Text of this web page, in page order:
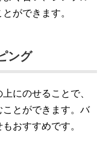
ができます。
ング
にのせることで、
とができます。バ
おすすめです。